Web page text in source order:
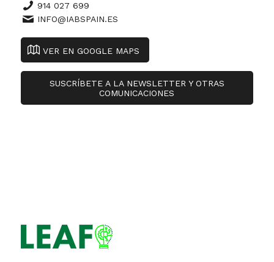
914 027 699
INFO@IABSPAIN.ES
VER EN GOOGLE MAPS
SUSCRÍBETE A LA NEWSLETTER Y OTRAS
COMUNICACIONES